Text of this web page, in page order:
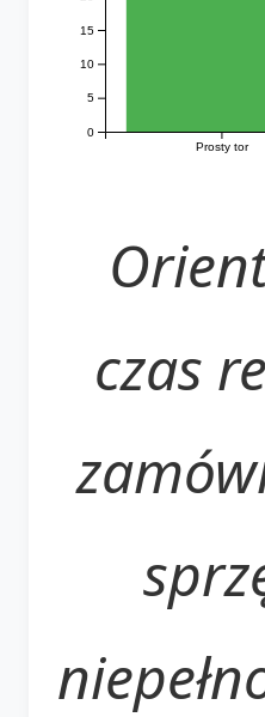
Prosty tor
0
5
10
15
czas